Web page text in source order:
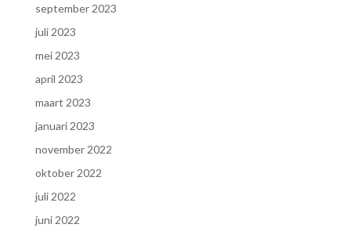
september 2023
juli 2023
mei 2023
april 2023
maart 2023
januari 2023
november 2022
oktober 2022
juli 2022
juni 2022